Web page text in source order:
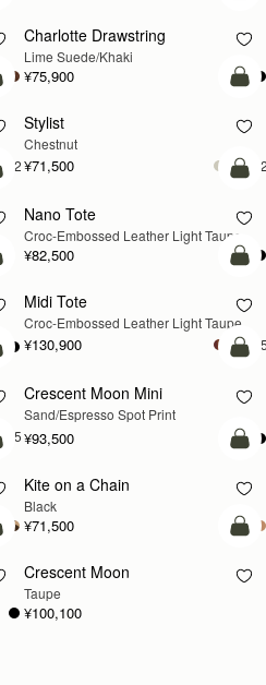
Charlotte Drawstring
Lime Suede/Khaki
¥75,900
ートに追加
+2
カ
Stylist
Chestnut
¥71,500
ートに追加
新登場
カ
Nano Tote
Croc-Embossed Leather Light Taupe
¥82,500
ートに追加
新登場
カ
Midi Tote
Croc-Embossed Leather Light Taupe
¥130,900
ートに追加
+5
カ
Crescent Moon Mini
Sand/Espresso Spot Print
¥93,500
ートに追加
カ
Kite on a Chain
Black
¥71,500
ートに追加
新登場
カ
Crescent Moon
Taupe
¥100,100